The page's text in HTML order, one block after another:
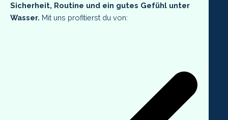
Sicherheit, Routine und ein gutes Gefühl unter
Wasser. Mit uns profitierst du von: